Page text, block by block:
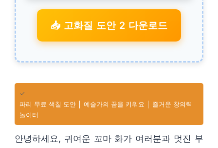
📥 고화질 도안 2 다운로드
✓
파리 무료 색칠 도안 │ 예술가의 꿈을 키워요 │ 즐거운 창의력
놀이터
안녕하세요, 귀여운 꼬마 화가 여러분과 멋진 부